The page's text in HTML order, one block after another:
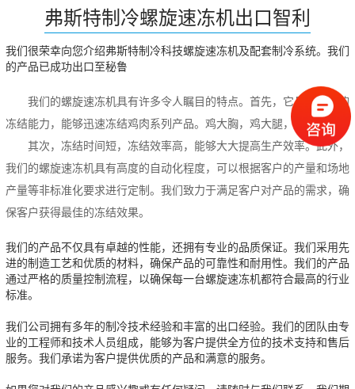
弗斯特制冷螺旋速冻机出口智利
我们很荣幸向您介绍弗斯特制冷科技螺旋速冻机及配套制冷系统。我们
的产品已成功出口至秘鲁
我们的螺旋速冻机具有许多令人瞩目的特点。首先，它具有出色的
冻结能力，能够迅速冻结鸡肉系列产品。鸡大胸，鸡大腿，鸡翅等。
其次，冻结时间短，冻结效率高，能够大大提高生产效率。此外，
我们的螺旋速冻机具有高度的自动化程度，可以根据客户的产量和场地
产量等非标准化要求进行定制。我们致力于满足客户对产品的需求，确
保客户获得最佳的冻结效果。
我们的产品不仅具有卓越的性能，还拥有专业的品质保证。我们采用先
进的制造工艺和优质的材料，确保产品的可靠性和耐用性。我们的产品
通过严格的质量控制流程，以确保每一台螺旋速冻机都符合最高的行业
标准。
我们公司拥有多年的制冷技术经验和丰富的出口经验。我们的团队由专
业的工程师和技术人员组成，能够为客户提供全方位的技术支持和售后
服务。我们承诺为客户提供优质的产品和满意的服务。